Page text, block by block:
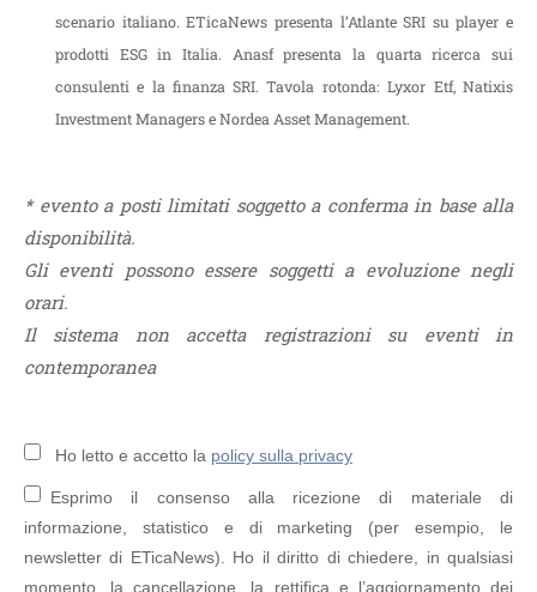
scenario italiano. ETicaNews presenta l’Atlante SRI su player e
prodotti ESG in Italia. Anasf presenta la quarta ricerca sui
consulenti e la finanza SRI. Tavola rotonda: Lyxor Etf, Natixis
Investment Managers e Nordea Asset Management.
* evento a posti limitati soggetto a conferma in base alla
disponibilità.
Gli eventi possono essere soggetti a evoluzione negli
orari.
Il sistema non accetta registrazioni su eventi in
contemporanea
Ho letto e accetto la policy sulla privacy
Esprimo il consenso alla ricezione di materiale di
informazione, statistico e di marketing (per esempio, le
newsletter di ETicaNews). Ho il diritto di chiedere, in qualsiasi
momento, la cancellazione, la rettifica e l’aggiornamento dei